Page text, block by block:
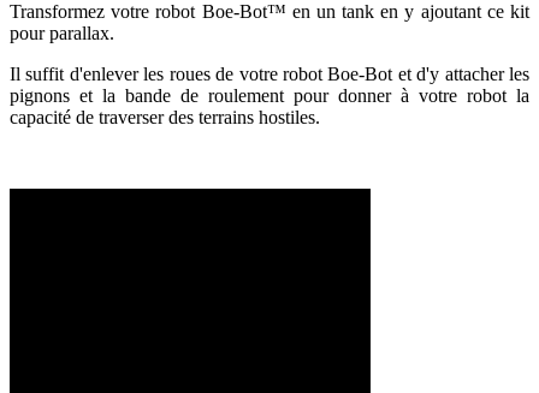
Transformez votre robot Boe-Bot™ en un tank en y ajoutant ce kit
pour parallax.
Il suffit d'enlever les roues de votre robot Boe-Bot et d'y attacher les
pignons et la bande de roulement pour donner à votre robot la
capacité de traverser des terrains hostiles.